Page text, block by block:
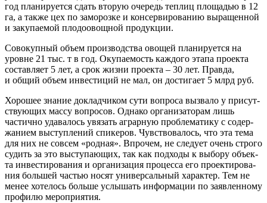
год пла­ни­ру­ет­ся сдать вто­рую оче­редь теп­лиц пло­ща­дью в 12
га, а так­же цех по замо­роз­ке и кон­сер­ви­ро­ва­нию выра­щен­ной
и заку­па­е­мой пло­до­овощ­ной продукции.
Сово­куп­ный объ­ем про­из­вод­ства ово­щей пла­ни­ру­ет­ся на
уровне 21 тыс. т в год. Оку­па­е­мость каж­до­го эта­па про­ек­та
состав­ля­ет 5 лет, а срок жиз­ни про­ек­та – 30 лет. Прав­да,
и общий объ­ем инве­сти­ций не мал, он дости­га­ет 5 млрд руб.
Хоро­шее зна­ние доклад­чи­ком сути вопро­са вызва­ло у при­сут­
ству­ю­щих мас­су вопро­сов. Одна­ко орга­ни­за­то­рам лишь
частич­но уда­ва­лось увя­зать аграр­ную про­бле­ма­ти­ку с содер­
жа­ни­ем выступ­ле­ний спи­ке­ров. Чув­ство­ва­лось, что эта тема
для них не совсем «род­ная». Впро­чем, не сле­ду­ет очень стро­го
судить за это высту­па­ю­щих, так как под­хо­ды к выбо­ру объ­ек­
та инве­сти­ро­ва­ния и орга­ни­за­ция про­цес­са его про­ек­ти­ро­ва­
ния боль­шей частью носят уни­вер­саль­ный харак­тер. Тем не
менее хоте­лось боль­ше услы­шать инфор­ма­ции по заяв­лен­но­му
про­фи­лю мероприятия.